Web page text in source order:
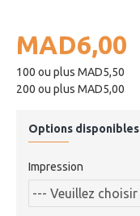
MAD6,00
100 ou plus MAD5,50
200 ou plus MAD5,00
Options disponibles
Impression